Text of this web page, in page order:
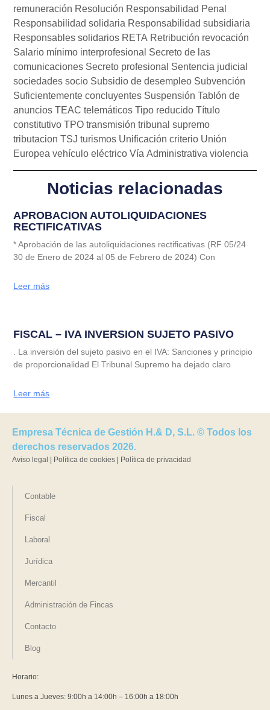
remuneración Resolución Responsabilidad Penal
Responsabilidad solidaria Responsabilidad subsidiaria
Responsables solidarios RETA Retribución revocación
Salario mínimo interprofesional Secreto de las
comunicaciones Secreto profesional Sentencia judicial
sociedades socio Subsidio de desempleo Subvención
Suficientemente concluyentes Suspensión Tablón de
anuncios TEAC telemáticos Tipo reducido Título
constitutivo TPO transmisión tribunal supremo
tributacion TSJ turismos Unificación criterio Unión
Europea vehículo eléctrico Vía Administrativa violencia
Noticias relacionadas
APROBACION AUTOLIQUIDACIONES
RECTIFICATIVAS
* Aprobación de las autoliquidaciones rectificativas (RF 05/24
30 de Enero de 2024 al 05 de Febrero de 2024) Con
Leer más
FISCAL – IVA INVERSION SUJETO PASIVO
. La inversión del sujeto pasivo en el IVA: Sanciones y principio
de proporcionalidad El Tribunal Supremo ha dejado claro
Leer más
Empresa Técnica de Gestión H.& D, S.L. © Todos los
derechos reservados 2026.
Aviso legal Política de cookies Política de privacidad
Contable
Fiscal
Laboral
Jurídica
Mercantil
Administración de Fincas
Contacto
Blog
Horario:
Lunes a Jueves: 9:00h a 14:00h – 16:00h a 18:00h